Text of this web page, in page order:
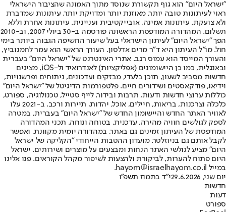
"ישראל היום" הוא גוף תקשורת שנוסד מתוך האמונה שהציבור הישראלי
ראוי לעיתונות טובה יותר, מאוזנת יותר ומדויקת יותר. עיתונות שמדברת
ולא צועקת. עיתונות אמינה, אובייקטיבית ועניינית. עיתונות אחרת וללא
תשלום. המהדורה המודפסת הראשונה פורסמה ב-30 ביולי 2007, וב-2010
הפך "ישראל היום" לעיתון הישראלי בעל שיעור החשיפה הגבוה ביותר בימי
חול. מו"ל העיתון היא ד"ר מרים אדלסון. העורך הראשי הוא עמר לחמנוביץ,
והעורך המייסד הוא עמוס רגב. אתרי האינטרנט של "ישראל היום" בעברית
ובאנגלית, כמו כן היישומונים (אפליקציות) לאנדרואיד ול-iOS, מציגים
חדשות מסביב לשעון, תוכן בלעדי, מבזקים ועדכונים, ניתוחים ופרשנויות,
וידיאו, פודקאסטים ושידורים חיים. פלטפורמות הדיגיטל של "ישראל היום"
כוללות ערוצי חדשות ודעות, תרבות ובידור, לייף סטייל, טכנולוגיה, ספורט,
כלכלה וצרכנות, בריאות, חיילים, אוכל, יהדות, תיירות ורכב. ב-2021 עלו
לאוויר האתר החדש והיישומון החדש של "ישראל היום" בעברית, במטרה
לספק לגולשים חוויה מהירה, עדכנית, בטוחה ונוחה. תכני המהדורה
המודפסת של העיתון זמינים גם באתר, במהדורה יומית מקוונת, ואפשר
לקבל אותם גם בניוזלטר. מועדון ההטבות הייחודי "הקליקה של ישראל
היום" מציע לגולשי האתר הנחות ומבצעים על מוצרים ושירותים. ישראל
היום פתוח להערות, לביקורת ולהצעות לשיפור מקהל הקוראים. פנו אלינו
במייל hayom@israelhayom.co.il.
יום שני, 29.6.2026
י"ד בתמוז תשפ"ו
חדשות
דעות
ספורט